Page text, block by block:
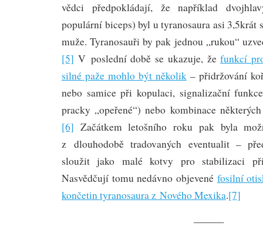
vědci předpokládají, že například
populární biceps) byl u tyranosaura asi 3,5krát
muže. Tyranosauři by pak jednou „rukou“
[5] V poslední době se ukazuje, žefunkcí
silné paže mohlo být několik– přidržování
nebo samice při kopulaci, signalizační
pracky „opeřené“) nebo kombinace
[6] Začátkem letošního roku pak byla
z dlouhodobě tradovaných eventualit –
sloužit jako malé kotvy pro stabilizaci
Nasvědčují tomu nedávno objevené fosilní
končetin tyranosaura z Nového Mexika.[7]
———